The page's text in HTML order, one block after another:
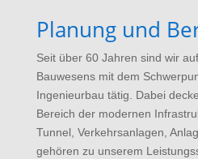
Planung und
Seit über 60 Jahren sind wir
Bauwesens mit dem
Ingenieurbau tätig. Dabei
Bereich der modernen
Tunnel, Verkehrsanlagen,
gehören zu unserem